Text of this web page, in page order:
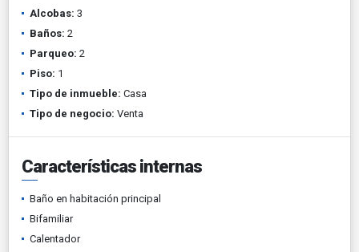
Alcobas: 3
Baños: 2
Parqueo: 2
Piso: 1
Tipo de inmueble: Casa
Tipo de negocio: Venta
Características internas
Baño en habitación principal
Bifamiliar
Calentador